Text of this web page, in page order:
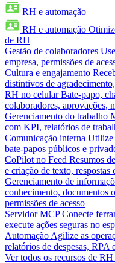
RH e automação
RH e automação
de RH
Gestão de colaboradores
empresa, permissões de
Cultura e engajamento
distintivos de
RH no celular Bate-papo,
colaboradores, aprovações,
Gerenciamento do trabalho
com KPI, relatórios de
Comunicação interna Utilize
bate-papos públicos e
CoPilot no Feed Resumos
e criação de texto,
Gerenciamento de
conhecimento, documentos
permissões de acesso
Servidor MCP Conecte
execute ações seguras no
Automação Agilize as
relatórios de despesas,
Ver todos os recursos de